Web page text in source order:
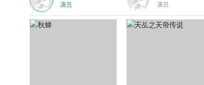
演员 演员